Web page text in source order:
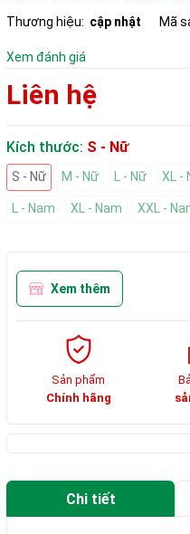
Thương hiệu: cập nhật Mã
Xem đánh giá
Liên hệ
Kích thước: S - Nữ
S - Nữ M - Nữ L - Nữ XL -
L - Nam XL - Nam XXL -
Xem thêm
Sản phẩm
Chính hãng
Chi tiết